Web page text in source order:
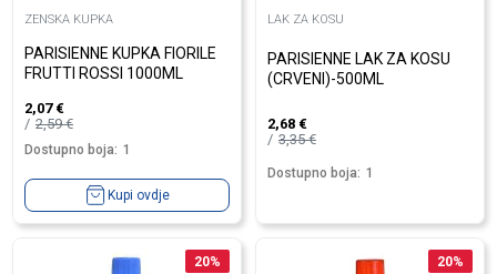
ZENSKA KUPKA
PARISIENNE KUPKA FIORILE
FRUTTI ROSSI 1000ML
2,07 €
2,59€
Dostupno boja: 1
Kupi ovdje
LAK ZA KOSU
PARISIENNE LAK ZA KOSU
(CRVENI)-500ML
2,68 €
3,35€
Dostupno boja: 1
20% 20%